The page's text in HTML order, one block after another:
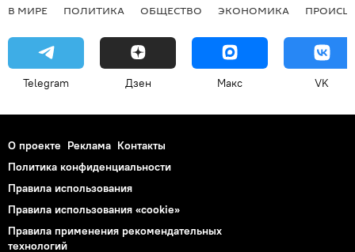
В МИРЕ ПОЛИТИКА ОБЩЕСТВО ЭКОНОМИКА
Telegram Дзен Макс VK
О проекте Реклама Контакты
Политика конфиденциальности
Правила использования
Правила использования «cookie»
Правила применения рекомендательных
технологий